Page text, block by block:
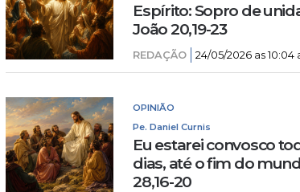
Espírito: Sopro de
João 20,19-23
REDAÇÃO 24/05/2026 as 10:04
OPINIÃO
Pe. Daniel Curnis
Eu estarei convosco
dias, até o fim do
28,16-20